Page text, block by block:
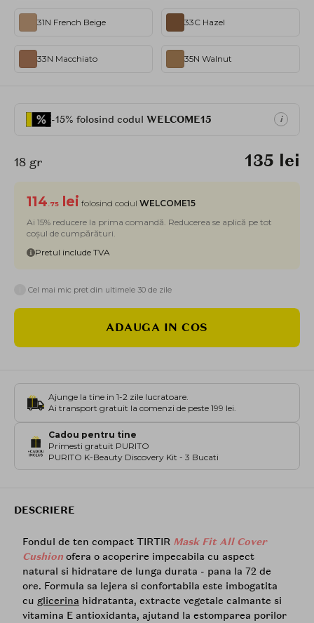
31N French Beige 33C Hazel
33N Macchiato 35N Walnut
-15% folosind codul WELCOME15 i
18 gr 135 lei
114 .75 lei folosind codul WELCOME15
Ai 15% reducere la prima comandă. Reducerea se aplică pe tot
coșul de cumpărături.
Pretul include TVA
Cel mai mic pret din ultimele 30 de zile
ADAUGA IN COS
Ajunge la tine in 1-2 zile lucratoare.
Ai transport gratuit la comenzi de peste 199 lei.
Cadou pentru tine
Primesti gratuit PURITO
PURITO K-Beauty Discovery Kit - 3 Bucati
DESCRIERE
Fondul de ten compact TIRTIR Mask Fit All Cover
Cushion ofera o acoperire impecabila cu aspect
natural si hidratare de lunga durata - pana la 72 de
ore. Formula sa lejera si confortabila este imbogatita
cu glicerina hidratanta, extracte vegetale calmante si
vitamina E antioxidanta, ajutand la estomparea porilor